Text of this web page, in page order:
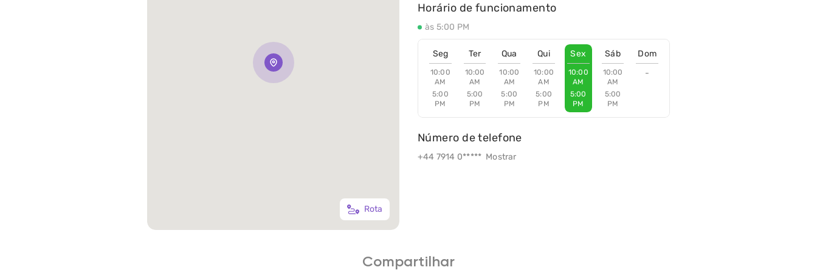
Rota
Horário de funcionamento
às 5:00 PM
Seg
10:00
AM
5:00
PM
Ter
10:00
AM
5:00
PM
Qua
10:00
AM
5:00
PM
Qui
10:00
AM
5:00
PM
Sex
10:00
AM
5:00
PM
Sáb
10:00
AM
5:00
PM
Dom
-
Número de telefone
+44 7914 0***** Mostrar
Compartilhar